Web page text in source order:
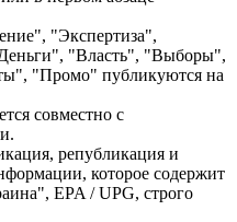
"Экспертиза",
"Власть", "Выборы",
"Промо" публикуются на
совместно с
републикация и
которое содержит
EPA / UPG, строго